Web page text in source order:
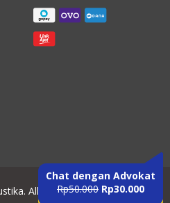
Chat dengan Advokat
Rp50.000 Rp30.000
All Rights Reserved